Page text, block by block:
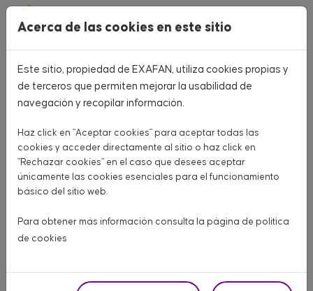
Pasar al contenido principal
Acerca de las cookies en este sitio
Este sitio, propiedad de EXAFAN, utiliza cookies propias y
de terceros que permiten mejorar la usabilidad de
navegación y recopilar información.
Haz click en "Aceptar cookies" para aceptar todas las
cookies y acceder directamente al sitio o haz click en
"Rechazar cookies" en el caso que desees aceptar
únicamente las cookies esenciales para el funcionamiento
básico del sitio web.
Para obtener más información consulta la página de política
de cookies